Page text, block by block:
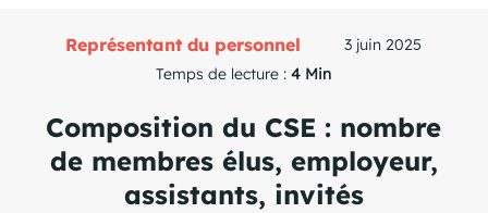
Représentant du personnel
3 juin 2025
Temps de lecture :4 Min
Composition du CSE : nombre
de membres élus, employeur,
assistants, invités